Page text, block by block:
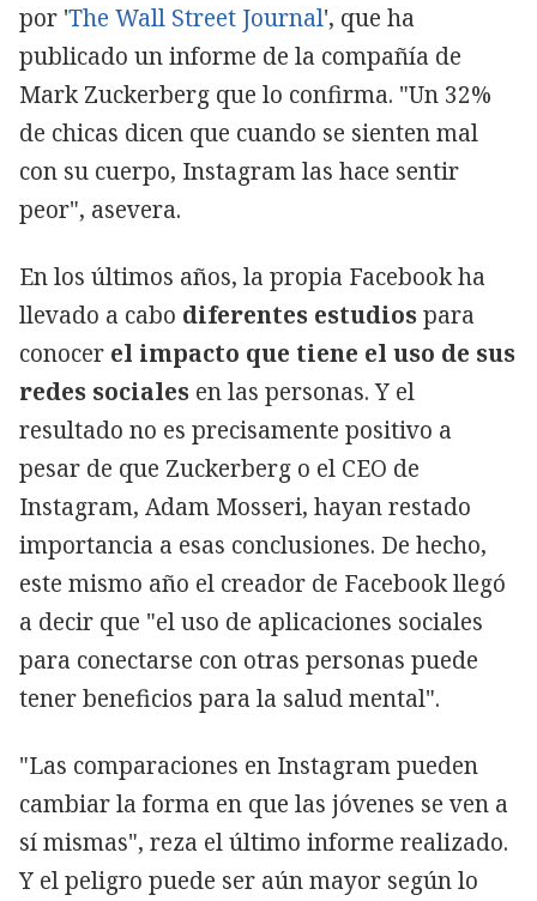
por 'The Wall Street Journal', que ha
publicado un informe de la compañía de
Mark Zuckerberg que lo confirma. "Un 32%
de chicas dicen que cuando se sienten mal
con su cuerpo, Instagram las hace sentir
peor", asevera.
En los últimos años, la propia Facebook ha
llevado a cabo diferentes estudiospara
conocer el impacto que tiene el uso de sus
redes sociales en las personas. Y el
resultado no es precisamente positivo a
pesar de que Zuckerberg o el CEO de
Instagram, Adam Mosseri, hayan restado
importancia a esas conclusiones. De hecho,
este mismo año el creador de Facebook llegó
a decir que "el uso de aplicaciones sociales
para conectarse con otras personas puede
tener beneficios para la salud mental".
"Las comparaciones en Instagram pueden
cambiar la forma en que las jóvenes se ven a
sí mismas", reza el último informe realizado.
Y el peligro puede ser aún mayor según lo